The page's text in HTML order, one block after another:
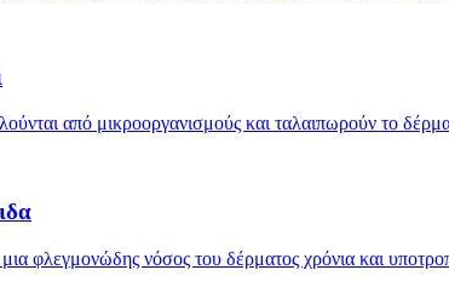
από μικροοργανισμούς και ταλαιπωρούν το
φλεγμονώδης νόσος του δέρματος χρόνια και